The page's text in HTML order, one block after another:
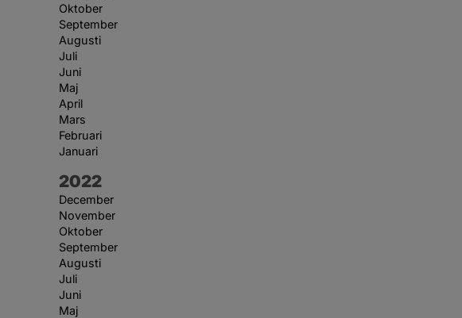
Oktober
September
Augusti
Juli
Juni
Maj
April
Mars
Februari
Januari
År:
2022
December
November
Oktober
September
Augusti
Juli
Juni
Maj